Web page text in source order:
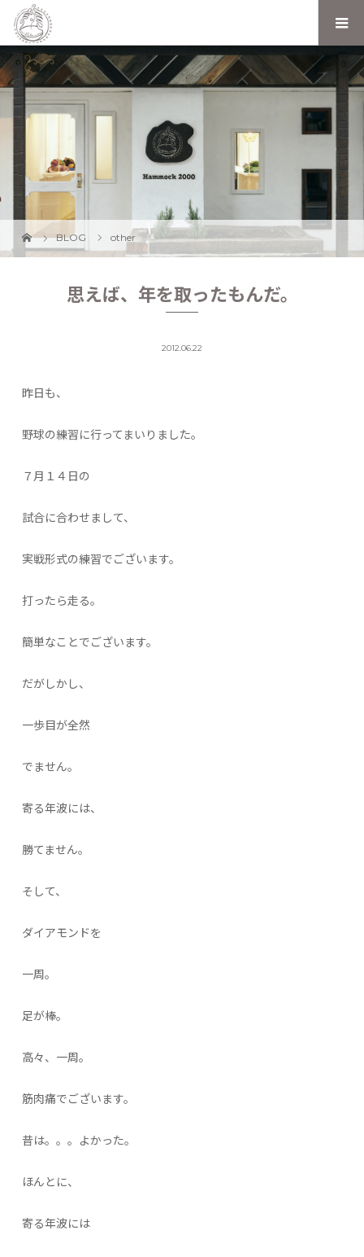
BLOG other
思えば、年を取ったもんだ。
2012.06.22
昨日も、
野球の練習に行ってまいりました。
７月１４日の
試合に合わせまして、
実戦形式の練習でございます。
打ったら走る。
簡単なことでございます。
だがしかし、
一歩目が全然
でません。
寄る年波には、
勝てません。
そして、
ダイアモンドを
一周。
足が棒。
高々、一周。
筋肉痛でございます。
昔は。。。よかった。
ほんとに、
寄る年波には